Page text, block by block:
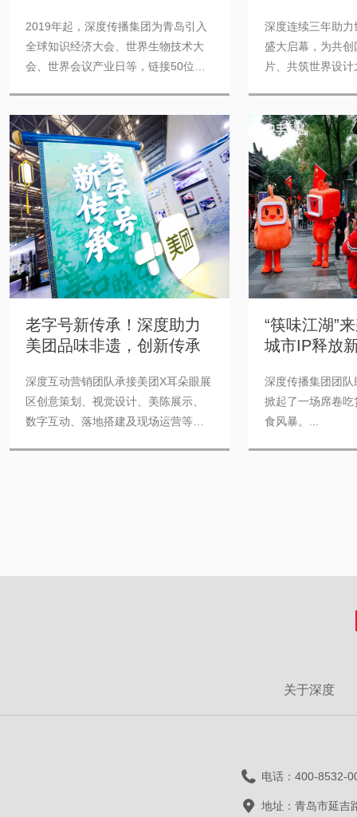
2019年起，深度传播集团为青岛引入
全球知识经济大会、世界生物技术大
会、世界会议产业日等，链接50位诺
深度连续三年助
盛大启幕，为共
片、共筑世界设
老字号新传承！深度助力
美团品味非遗，创新传承
深度互动营销团队承接美团X耳朵眼展
区创意策划、视觉设计、美陈展示、
数字互动、落地搭建及现场运营等全
“筷味江湖”
城市IP释放
深度传播集团团
掀起了一场席卷
食风暴。...
关于深度
电话：400-8532-
地址：青岛市延吉